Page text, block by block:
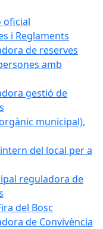
oficial
i Reglaments
de reserves
amb
gestió de
municipal),
del local per a
reguladora de
del Bosc
de Convivència